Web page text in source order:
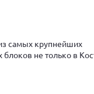
самых крупнейших
не только в